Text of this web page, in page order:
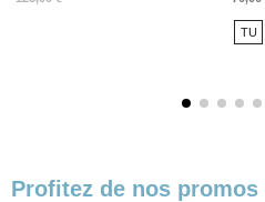
TU
Profitez de nos